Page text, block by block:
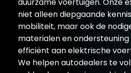
niet alleen diepgaande
mobiliteit, maar ook de
materialen en ondersteuning
efficiënt aan elektrische
We helpen autodealers te